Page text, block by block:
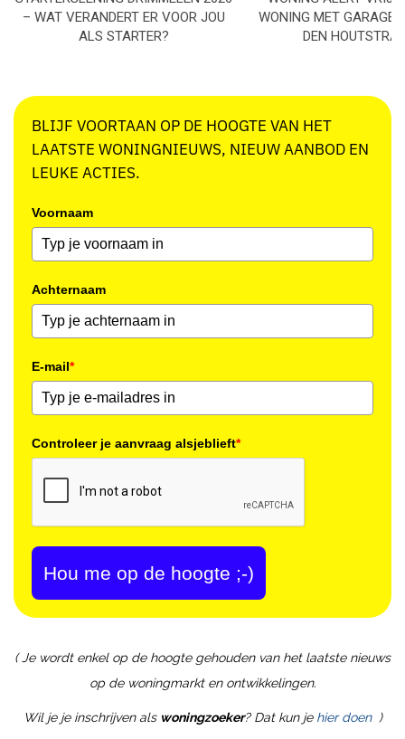
– WAT VERANDERT ER VOOR JOU
ALS STARTER?
WONING MET GARAGE
DEN
BLIJF VOORTAAN OP DE HOOGTE VAN HET
LAATSTE WONINGNIEUWS, NIEUW AANBOD EN
LEUKE ACTIES.
Voornaam
Achternaam
E-mail*
Controleer je aanvraag alsjeblieft*
Hou me op de hoogte ;-)
( Je wordt enkel op de hoogte gehouden van het laatste nieuws
op de woningmarkt en ontwikkelingen.
Wil je je inschrijven als woningzoeker? Dat kun je hier doen )